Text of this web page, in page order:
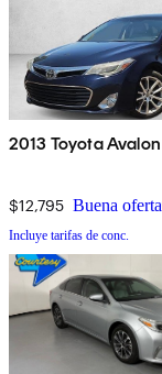
2013 Toyota
$12,795 Buena oferta
Incluye tarifas de conc.